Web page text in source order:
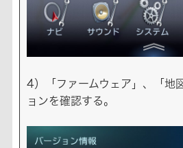
4）「ファームウェア」、「地
ョンを確認する。